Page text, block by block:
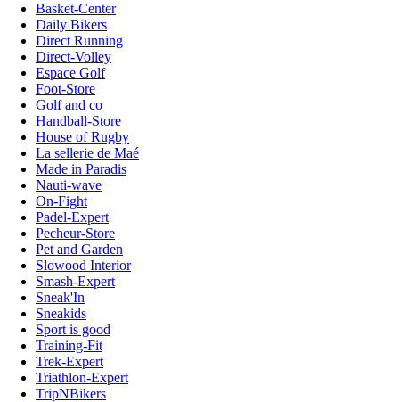
Basket-Center
Daily Bikers
Direct Running
Direct-Volley
Espace Golf
Foot-Store
Golf and co
Handball-Store
House of Rugby
La sellerie de Maé
Made in Paradis
Nauti-wave
On-Fight
Padel-Expert
Pecheur-Store
Pet and Garden
Slowood Interior
Smash-Expert
Sneak'In
Sneakids
Sport is good
Training-Fit
Trek-Expert
Triathlon-Expert
TripNBikers